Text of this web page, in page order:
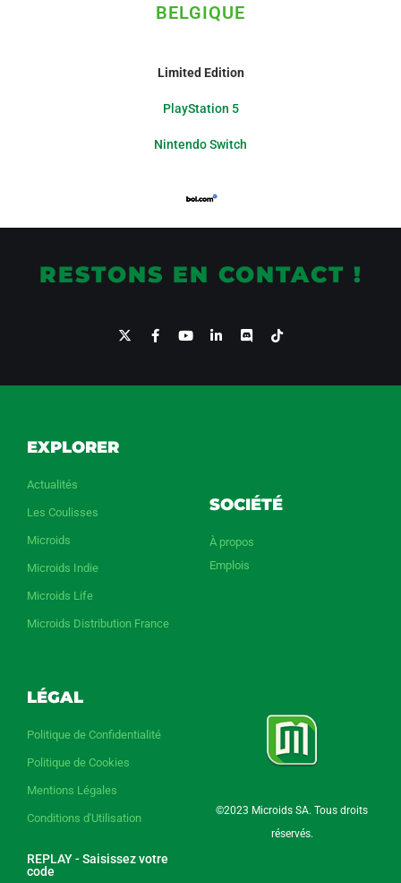
BELGIQUE
Limited Edition
PlayStation 5
Nintendo Switch
RESTONS EN CONTACT !
EXPLORER
Actualités
Les Coulisses
Microids
Microids Indie
Microids Life
Microids Distribution France
SOCIÉTÉ
À propos
Emplois
LÉGAL
Politique de Confidentialité
Politique de Cookies
Mentions Légales
Conditions d'Utilisation
REPLAY - Saisissez votre
code
©2023 Microids SA. Tous droits
réservés.